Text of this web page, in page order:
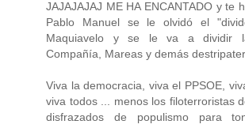
JAJAJAJAJ ME HA ENCANTADO y te
Pablo Manuel se le olvidó el
Maquiavelo y se le va a dividir
Compañía, Mareas y demás
Viva la democracia, viva el PPSOE,
viva todos ... menos los filoterroristas
disfrazados de populismo para